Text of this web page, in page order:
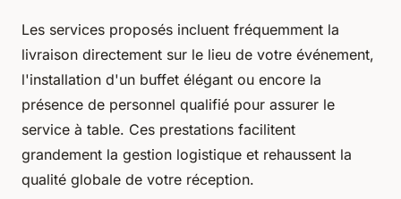
Les services proposés incluent fréquemment la
livraison directement sur le lieu de votre événement,
l'installation d'un buffet élégant ou encore la
présence de personnel qualifié pour assurer le
service à table. Ces prestations facilitent
grandement la gestion logistique et rehaussent la
qualité globale de votre réception.